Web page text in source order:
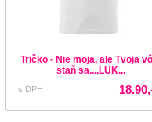
Tričko - Nie moja, ale Tvoja
staň sa....LUK...
s DPH